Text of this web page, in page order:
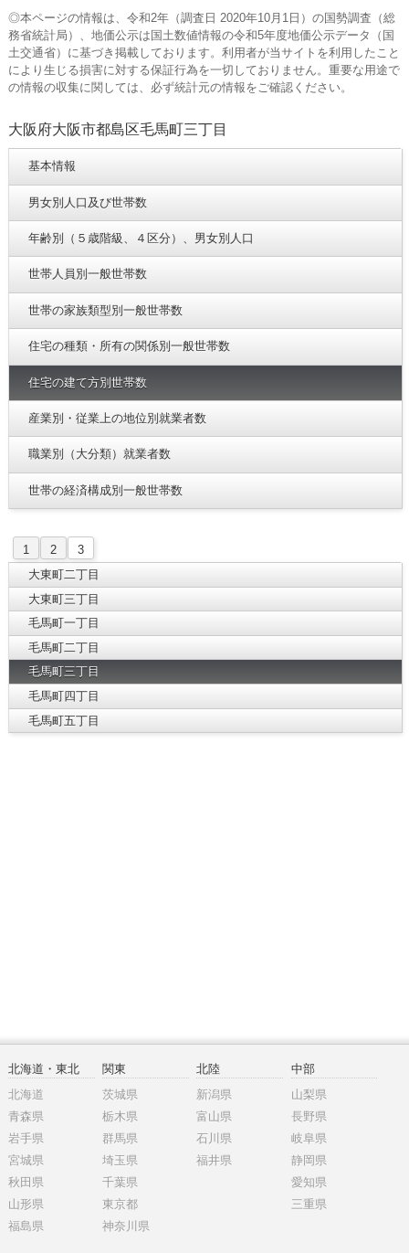
◎本ページの情報は、令和2年（調査日 2020年10月1日）の国勢調査（総
務省統計局）、地価公示は国土数値情報の令和5年度地価公示データ（国
土交通省）に基づき掲載しております。利用者が当サイトを利用したこと
により生じる損害に対する保証行為を一切しておりません。重要な用途で
の情報の収集に関しては、必ず統計元の情報をご確認ください。
大阪府大阪市都島区毛馬町三丁目
基本情報
男女別人口及び世帯数
年齢別（５歳階級、４区分）、男女別人口
世帯人員別一般世帯数
世帯の家族類型別一般世帯数
住宅の種類・所有の関係別一般世帯数
住宅の建て方別世帯数
産業別・従業上の地位別就業者数
職業別（大分類）就業者数
世帯の経済構成別一般世帯数
1 2
3
大東町二丁目
大東町三丁目
毛馬町一丁目
毛馬町二丁目
毛馬町三丁目
毛馬町四丁目
毛馬町五丁目
北海道・東北
北海道
青森県
岩手県
宮城県
秋田県
山形県
福島県
関東
茨城県
栃木県
群馬県
埼玉県
千葉県
東京都
神奈川県
北陸
新潟県
富山県
石川県
福井県
中部
山梨県
長野県
岐阜県
静岡県
愛知県
三重県